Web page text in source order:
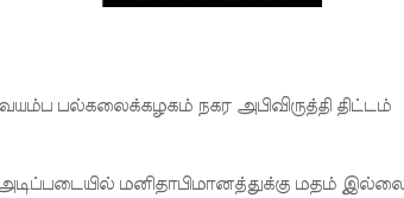
பல்கலைக்கழகம் நகர அபிவிருத்தி திட்டம்
மனிதாபிமானத்துக்கு மதம்